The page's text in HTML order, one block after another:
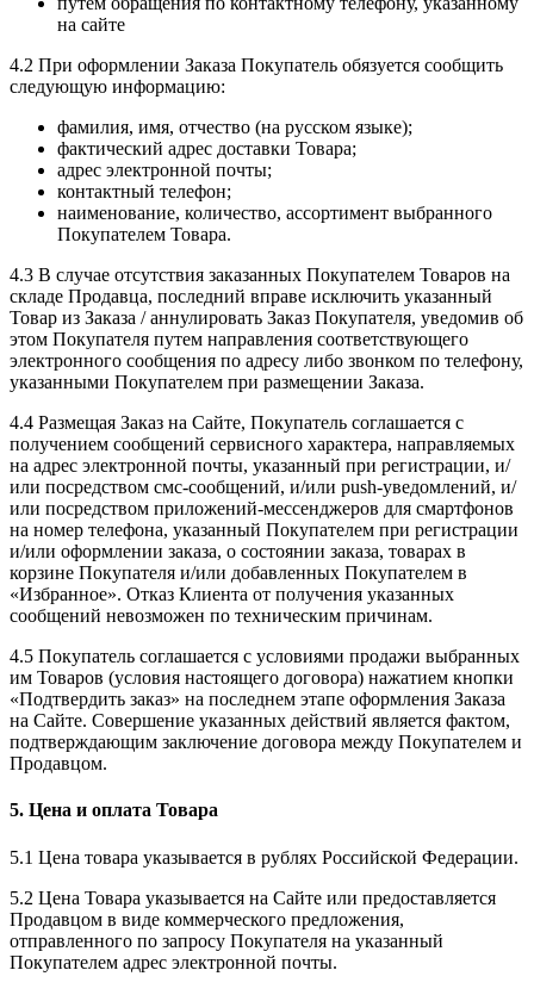
на сайте
4.2 При оформлении Заказа Покупатель обязуется сообщить
следующую информацию:
фамилия, имя, отчество (на русском языке);
фактический адрес доставки Товара;
адрес электронной почты;
контактный телефон;
наименование, количество, ассортимент выбранного
Покупателем Товара.
4.3 В случае отсутствия заказанных Покупателем Товаров на
складе Продавца, последний вправе исключить указанный
Товар из Заказа / аннулировать Заказ Покупателя, уведомив об
этом Покупателя путем направления соответствующего
электронного сообщения по адресу либо звонком по телефону,
указанными Покупателем при размещении Заказа.
4.4 Размещая Заказ на Сайте, Покупатель соглашается с
получением сообщений сервисного характера, направляемых
на адрес электронной почты, указанный при регистрации, и/
или посредством смс-сообщений, и/или push-уведомлений, и/
или посредством приложений-мессенджеров для смартфонов
на номер телефона, указанный Покупателем при регистрации
и/или оформлении заказа, о состоянии заказа, товарах в
корзине Покупателя и/или добавленных Покупателем в
«Избранное». Отказ Клиента от получения указанных
сообщений невозможен по техническим причинам.
4.5 Покупатель соглашается с условиями продажи выбранных
им Товаров (условия настоящего договора) нажатием кнопки
«Подтвердить заказ» на последнем этапе оформления Заказа
на Сайте. Совершение указанных действий является фактом,
подтверждающим заключение договора между Покупателем и
Продавцом.
5. Цена и оплата Товара
5.1 Цена товара указывается в рублях Российской Федерации.
5.2 Цена Товара указывается на Сайте или предоставляется
Продавцом в виде коммерческого предложения,
отправленного по запросу Покупателя на указанный
Покупателем адрес электронной почты.